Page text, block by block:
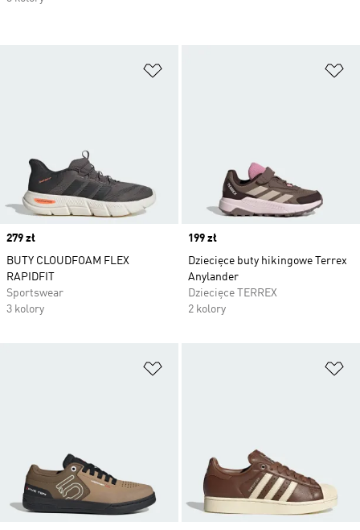
Price
279 zł
BUTY CLOUDFOAM FLEX
RAPIDFIT
Sportswear
3 kolory
Price
199 zł
Dziecięce buty hikingowe Terrex
Anylander
Dziecięce TERREX
2 kolory